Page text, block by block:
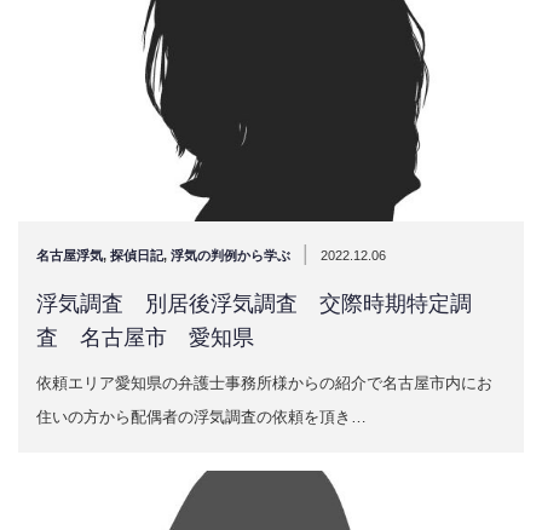
名古屋浮気, 探偵日記, 浮気の判例から学ぶ 2022.12.06
浮気調査 別居後浮気調査 交際時期特定調
査 名古屋市 愛知県
依頼エリア愛知県の弁護士事務所様からの紹介で名古屋市内にお
住いの方から配偶者の浮気調査の依頼を頂き…